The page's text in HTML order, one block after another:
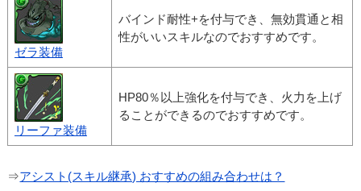
ゼラ装備
バインド耐性+を付与でき、無効貫通と相
性がいいスキルなのでおすすめです。
リーファ装備
HP80％以上強化を付与でき、火力を上げ
ることができるのでおすすめです。
⇒アシスト(スキル継承) おすすめの組み合わせは？